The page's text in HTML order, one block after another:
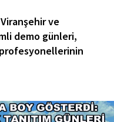
Viranşehir ve
demo günleri,